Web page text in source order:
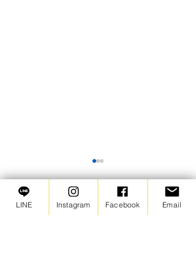
2026年6月は苦情・ご意見と
コメント
LINE Instagram Facebook Email